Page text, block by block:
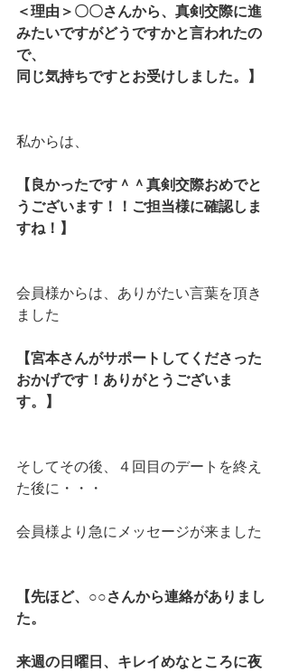
＜理由＞〇〇さんから、真剣交際に進
みたいですがどうですかと言われたの
で、
同じ気持ちですとお受けしました。】
私からは、
【良かったです＾＾真剣交際おめでと
うございます！！ご担当様に確認しま
すね！】
会員様からは、ありがたい言葉を頂き
ました
【宮本さんがサポートしてくださった
おかげです！ありがとうございま
す。】
そしてその後、４回目のデートを終え
た後に・・・
会員様より急にメッセージが来ました
【先ほど、○○さんから連絡がありまし
た。
来週の日曜日、キレイめなところに夜